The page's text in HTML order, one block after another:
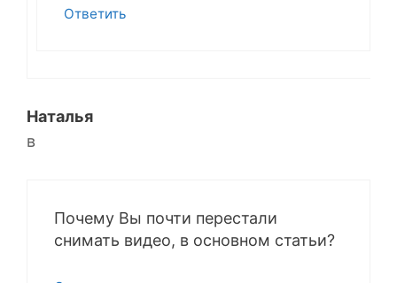
Ответить
Наталья
в
Почему Вы почти перестали
снимать видео, в основном статьи?